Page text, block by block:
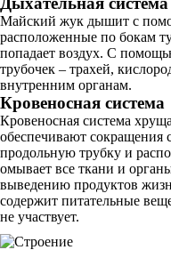
Майский жук дышит с
расположенные по бокам
попадает воздух. С
трубочек – трахей,
внутренним органам.
Кровеносная система
Кровеносная система
обеспечивают сокращения
продольную трубку и
омывает все ткани и
выведению продуктов
содержит питательные
не участвует.